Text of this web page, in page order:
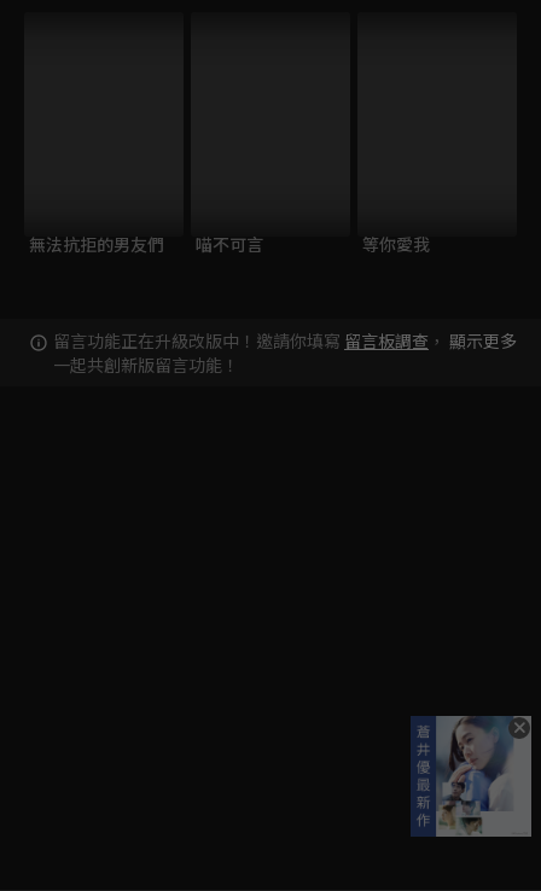
無法抗拒的男友們 喵不可言 等你愛我
留言功能正在升級改版中！邀請你填寫 留言板調查 ，
一起共創新版留言功能！
顯示更多